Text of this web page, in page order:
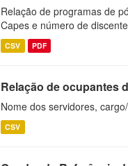
Relação de programas de
Capes e número de
CSV PDF
Relação de ocupantes
Nome dos servidores,
CSV